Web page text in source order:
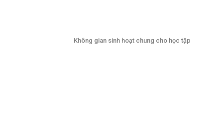
Không gian sinh hoạt chung cho học tập